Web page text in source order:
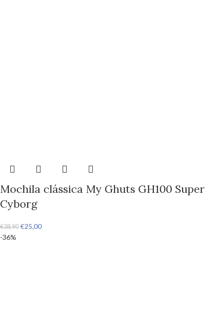
Mochila clássica My Ghuts GH100 Super
Cyborg
€38,90 €25,00
-36%